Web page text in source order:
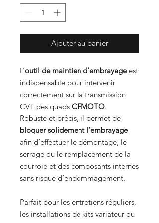
Ajouter au panier
L’outil de maintien d’embrayageest
indispensable pour intervenir
correctement sur la transmission
CVT des quads CFMOTO.
Robuste et précis, il permet de
bloquer solidement l’embrayage
afin d’effectuer le démontage, le
serrage ou le remplacement de la
courroie et des composants internes
sans risque d’endommagement.
Parfait pour les entretiens réguliers,
les installations de kits variateur ou